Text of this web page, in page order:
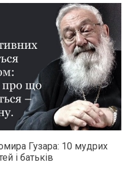
Гузара: 10 мудрих
і батьків